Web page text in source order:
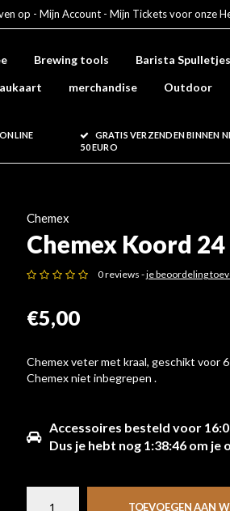
op - Mijn Account - Mijn Tickets voor onze
Brewing tools Barista Spulletjes
merchandise Outdoor
GRATIS VERZENDEN BINNEN
50 EURO
Chemex
Chemex Koord
0 reviews -je beoordeling
€5,00
Chemex veter met kraal, geschikt voor 6
Chemex niet inbegrepen .
Accessoires besteld voor
Dus je hebt nog 1:38:45om je
TOEVOEGEN AAN